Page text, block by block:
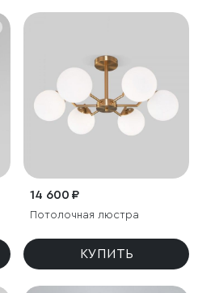
14 600 ₽
Потолочная люстра
КУПИТЬ